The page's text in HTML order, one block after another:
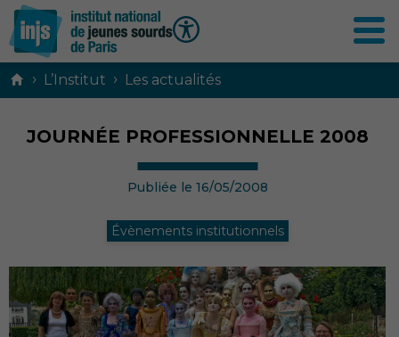
Contenu
› L’Institut › Les actualités
JOURNÉE PROFESSIONNELLE 2008
Publiée le 16/05/2008
Évènements institutionnels